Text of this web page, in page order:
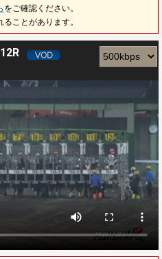
をご確認ください。
ことがあります。